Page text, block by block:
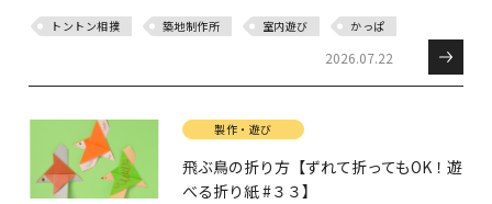
トントン相撲 築地制作所 室内遊び かっぱ
2026.07.22
製作・遊び
飛ぶ鳥の折り方【ずれて折ってもOK！遊
べる折り紙 #３３】